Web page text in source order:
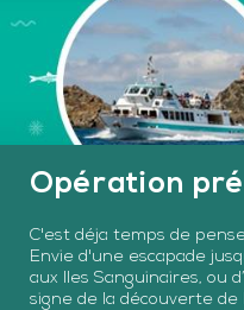
Opération
C'est déja temps de
Envie d'une escapade
aux Iles Sanguinaires, ou
signe de la découverte de